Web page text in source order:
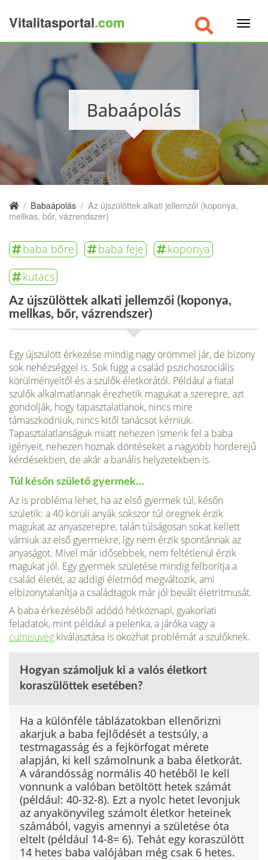
Vitalitasportal.com
Babaápolás
/ Babaápolás / Az újszülöttek alkati jellemzői (koponya,
mellkas, bőr, vázrendszer)
baba bőre baba feje
koponya
kutacs
Az újszülöttek alkati jellemzői (koponya,
mellkas, bőr, vázrendszer)
Egy újszülött érkezése mindig nagy örömmel jár, de bizony
sok nehézséggel is. Sok függ a család pszichoszociális
körülményeitől és a szülők életkorától. Például a fiatal
szülők alkalmatlannak érezhetik magukat a szerepre, azt
gondolják, hogy tapasztalatlanok, nincs mire
támaszkodniuk, nincs kitől tanácsot kérniük.
Tapasztalatlanságuk miatt nehezen ismerik fel a baba
igényeit, nehezen hoznak döntéseket a nagyobb horderejű
kérdésekben, de akár a banális helyzetekben is.
Túl későn születő gyermek…
Az is probléma lehet, ha az első gyermek túl, későn
születik: a 40 körüli anyák sokszor túl öregnek érzik
magukat az anyaszerepre, talán túlságosan sokat kellett
várniuk az első gyermekre, így nem érzik spontánnak az
anyaságot. Mivel már idősebbek, nem feltétlenül érzik
magukat jól. Egy gyermek születése mindig felborítja a
család életét, az addigi életmód megváltozik, ami
elbizonytalanítja a családtagok már jól bevált életritmusát.
A baba érkezéséből adódó hétköznapi, gyakorlati
feladatok, mint például a pelenka, a járóka vagy a
cumisüveg kiválasztása is okozhat problémát a szülőknek.
Hogyan számoljuk ki a valós életkort
koraszülöttek esetében?
Ha a különféle táblázatokban ellenőrizni
akarjuk a baba fejlődését a testsúly, a
testmagas­ság és a fejkörfogat mérete
alapján, ki kell számolnunk a baba életkorát.
A várandósság normális 40 hetéből le kell
vonnunk a valóban betöltött hetek számát
(például: 40-32-8). Ezt a nyolc hetet levonjuk
az anyakönyvileg számolt életkor heteinek
számából, vagyis amennyi a születése óta
eltelt (például 14-8= 6). Tehát egy koraszülött
14 hetes baba valójában még csak 6 hetes.
×